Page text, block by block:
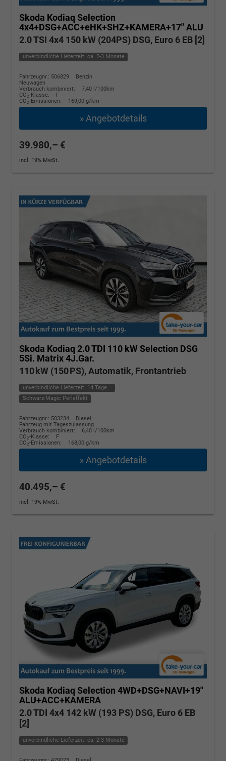
Skoda Kodiaq Selection
4x4+DSG+ACC+eHK+SHZ+KAMERA+17" ALU
2.0 TSI 4x4 150 kW (204PS) DSG, Euro 6 EB [2]
unverbindliche Lieferzeit: ca. 2-3 Monate
Fahrzeugnr.: 506829
Benzin
Neuwagen
Verbrauch kombiniert:
7,40 l/100km
CO2-Klasse:
F
CO2-Emissionen: 169,00 g/km
» Angebotdetails
39.980,– €
incl. 19% MwSt.
Skoda Kodiaq 2.0 TDI 110 kW Selection DSG
5Si. Matrix 4J.Gar.
110 kW (150 PS), Automatik, Frontantrieb
unverbindliche Lieferzeit: 14 Tage
Schwarz-Magic Perleffekt
Fahrzeugnr.: 503234
Diesel
Fahrzeug mit Tageszulassung
Verbrauch kombiniert:
6,40 l/100km
CO2-Klasse:
F
CO2-Emissionen: 168,00 g/km
» Angebotdetails
40.495,– €
incl. 19% MwSt.
Skoda Kodiaq Selection 4WD+DSG+NAVI+19''
ALU+ACC+KAMERA
2.0 TDI 4x4 142 kW (193 PS) DSG, Euro 6 EB
[2]
unverbindliche Lieferzeit: ca. 2-3 Monate